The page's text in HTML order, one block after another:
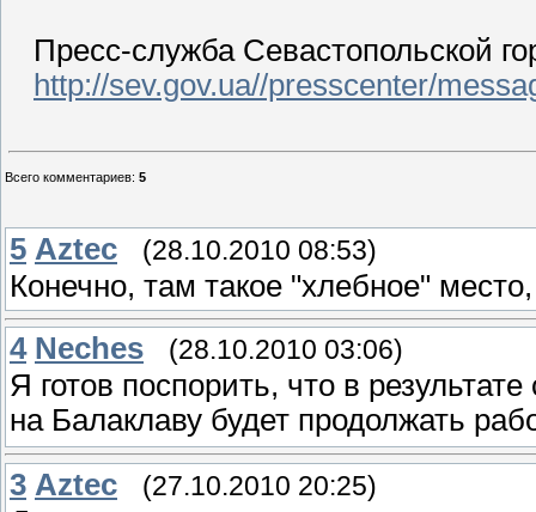
Пресс-служба Севастопольской
http://sev.gov.ua//presscenter/
Всего комментариев: 5
5 Aztec (28.10.2010 08:53)
Конечно, там такое "хлебное" место,
4 Neches (28.10.2010 03:06)
Я готов поспорить, что в
на Балаклаву будет продолжать
3 Aztec (27.10.2010 20:25)